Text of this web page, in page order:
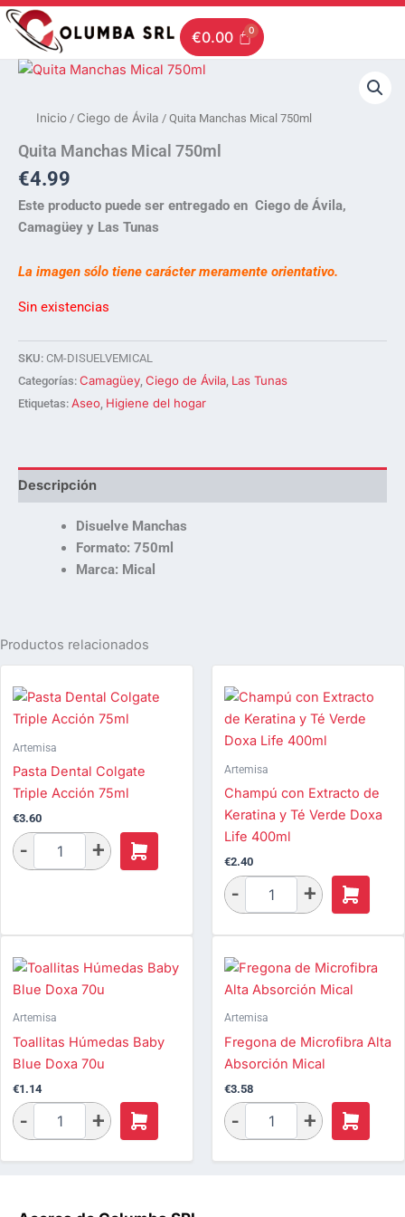
Ir
contenido
€0.00
Inicio / Ciego de Ávila / Quita Manchas Mical 750ml
Quita Manchas Mical 750ml
€4.99
Este producto puede ser entregado en Ciego de Ávila,
Camagüey y Las Tunas
La imagen sólo tiene carácter meramente orientativo.
Sin existencias
SKU: CM-DISUELVEMICAL
Categorías: Camagüey Ciego de Ávila Las Tunas
Etiquetas: Aseo Higiene del hogar
Descripción
Disuelve Manchas
Formato: 750ml
Marca: Mical
Productos relacionados
Artemisa
Pasta Dental Colgate
Triple Acción 75ml
€3.60
Artemisa
Champú con Extracto de
Keratina y Té Verde Doxa
Life 400ml
€2.40
Artemisa
Toallitas Húmedas Baby
Blue Doxa 70u
€1.14
Artemisa
Fregona de Microfibra Alta
Absorción Mical
€3.58